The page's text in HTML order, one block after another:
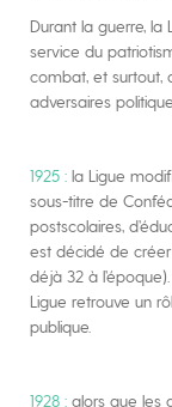
Durant la guerre,
service du
combat, et surtout,
adversaires
1925 : la Ligue
sous-titre de
postscolaires,
est décidé de
déjà 32 à
Ligue retrouve un
publique.
1928 : alors que les